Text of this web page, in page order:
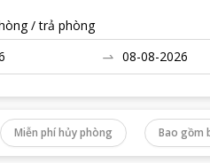
/ trả phòng
Miễn phí hủy phòng Bao gồm